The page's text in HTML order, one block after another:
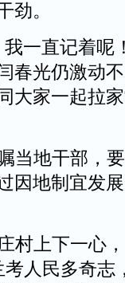
劲。
一直记着呢
春光仍激动
大家一起拉
当地干部，
因地制宜发
村上下一心
人民多奇志